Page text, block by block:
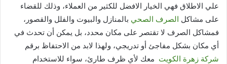
علي الاطلاق فهي الخيار الافضل للكثير من العملاء، وذلك للقضاء
على مشاكل الصرف الصحي بالمنازل والبيوت والفلل والقصور،
فمشاكل الصرف لا تقتصر على مكان محدد، بل يمكن أن تحدث في
أي مكان بشكل مفاجئ أو تدريجي، ولهذا لابد من الاحتفاظ برقم
شركة زهرة الكويت معك لأي ظرف طارئ، سواء للاستخدام